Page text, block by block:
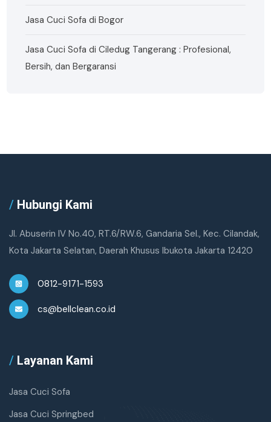
Jasa Cuci Sofa di Bogor
Jasa Cuci Sofa di Ciledug Tangerang : Profesional,
Bersih, dan Bergaransi
/ Hubungi Kami
Jl. Abuserin IV No.40, RT.6/RW.6, Gandaria Sel., Kec. Cilandak,
Kota Jakarta Selatan, Daerah Khusus Ibukota Jakarta 12420
0812-9171-1593
cs@bellclean.co.id
/ Layanan Kami
Jasa Cuci Sofa
Jasa Cuci Springbed